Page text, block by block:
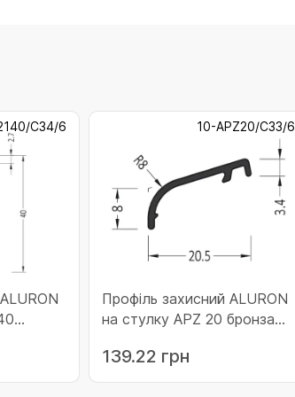
C34/6 10-APZ20/C33/6
Профіль захисний ALURON
на стулку APZ 20 бронза
139.22 грн